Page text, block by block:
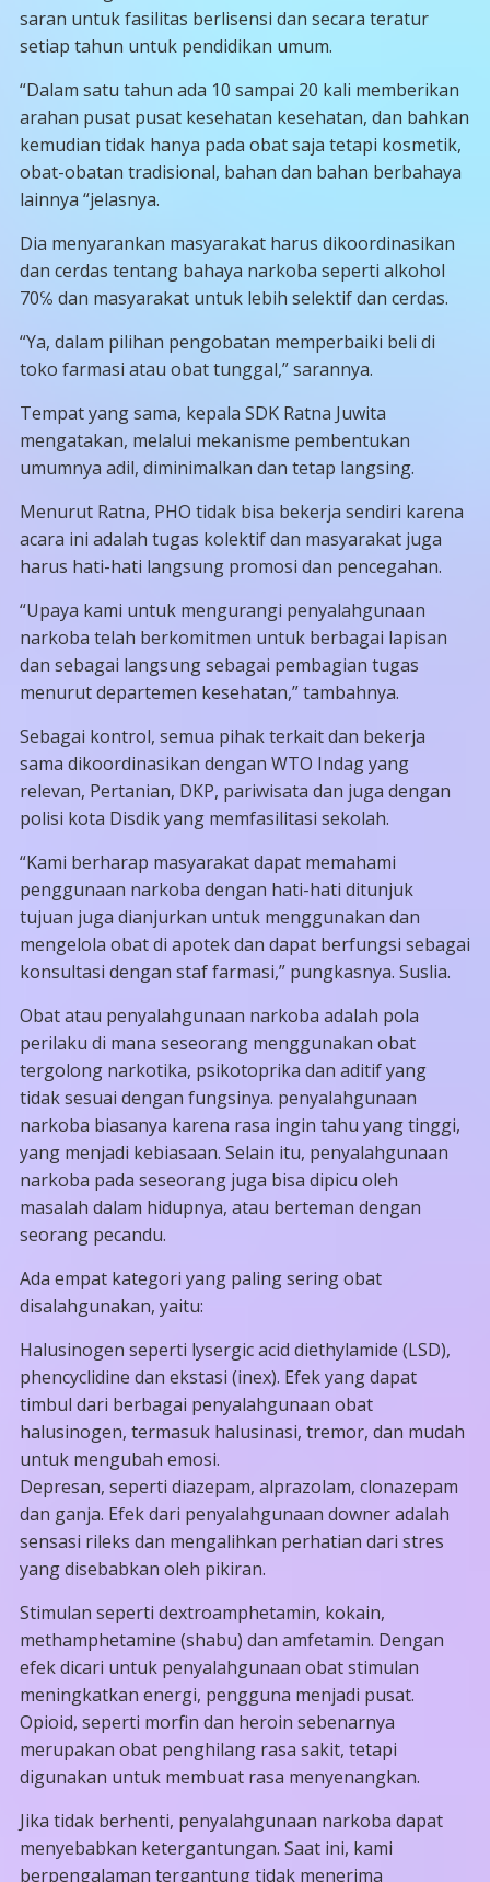
saran untuk fasilitas berlisensi dan secara teratur
setiap tahun untuk pendidikan umum.
“Dalam satu tahun ada 10 sampai 20 kali memberikan
arahan pusat pusat kesehatan kesehatan, dan bahkan
kemudian tidak hanya pada obat saja tetapi kosmetik,
obat-obatan tradisional, bahan dan bahan berbahaya
lainnya “jelasnya.
Dia menyarankan masyarakat harus dikoordinasikan
dan cerdas tentang bahaya narkoba seperti alkohol
70℅ dan masyarakat untuk lebih selektif dan cerdas.
“Ya, dalam pilihan pengobatan memperbaiki beli di
toko farmasi atau obat tunggal,” sarannya.
Tempat yang sama, kepala SDK Ratna Juwita
mengatakan, melalui mekanisme pembentukan
umumnya adil, diminimalkan dan tetap langsing.
Menurut Ratna, PHO tidak bisa bekerja sendiri karena
acara ini adalah tugas kolektif dan masyarakat juga
harus hati-hati langsung promosi dan pencegahan.
“Upaya kami untuk mengurangi penyalahgunaan
narkoba telah berkomitmen untuk berbagai lapisan
dan sebagai langsung sebagai pembagian tugas
menurut departemen kesehatan,” tambahnya.
Sebagai kontrol, semua pihak terkait dan bekerja
sama dikoordinasikan dengan WTO Indag yang
relevan, Pertanian, DKP, pariwisata dan juga dengan
polisi kota Disdik yang memfasilitasi sekolah.
“Kami berharap masyarakat dapat memahami
penggunaan narkoba dengan hati-hati ditunjuk
tujuan juga dianjurkan untuk menggunakan dan
mengelola obat di apotek dan dapat berfungsi sebagai
konsultasi dengan staf farmasi,” pungkasnya. Suslia.
Obat atau penyalahgunaan narkoba adalah pola
perilaku di mana seseorang menggunakan obat
tergolong narkotika, psikotoprika dan aditif yang
tidak sesuai dengan fungsinya. penyalahgunaan
narkoba biasanya karena rasa ingin tahu yang tinggi,
yang menjadi kebiasaan. Selain itu, penyalahgunaan
narkoba pada seseorang juga bisa dipicu oleh
masalah dalam hidupnya, atau berteman dengan
seorang pecandu.
Ada empat kategori yang paling sering obat
disalahgunakan, yaitu:
Halusinogen seperti lysergic acid diethylamide (LSD),
phencyclidine dan ekstasi (inex). Efek yang dapat
timbul dari berbagai penyalahgunaan obat
halusinogen, termasuk halusinasi, tremor, dan mudah
untuk mengubah emosi.
Depresan, seperti diazepam, alprazolam, clonazepam
dan ganja. Efek dari penyalahgunaan downer adalah
sensasi rileks dan mengalihkan perhatian dari stres
yang disebabkan oleh pikiran.
Stimulan seperti dextroamphetamin, kokain,
methamphetamine (shabu) dan amfetamin. Dengan
efek dicari untuk penyalahgunaan obat stimulan
meningkatkan energi, pengguna menjadi pusat.
Opioid, seperti morfin dan heroin sebenarnya
merupakan obat penghilang rasa sakit, tetapi
digunakan untuk membuat rasa menyenangkan.
Jika tidak berhenti, penyalahgunaan narkoba dapat
menyebabkan ketergantungan. Saat ini, kami
berpengalaman tergantung tidak menerima